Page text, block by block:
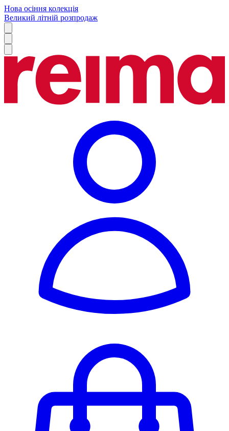
Нова осіння колекція
Великий літній розпродаж